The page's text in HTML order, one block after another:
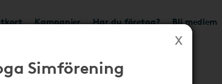
Kampanjer Har du företag? Bli medlem
Simförening